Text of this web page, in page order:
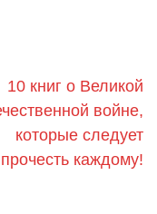
10 книг о Великой
войне,
которые следует
прочесть каждому!